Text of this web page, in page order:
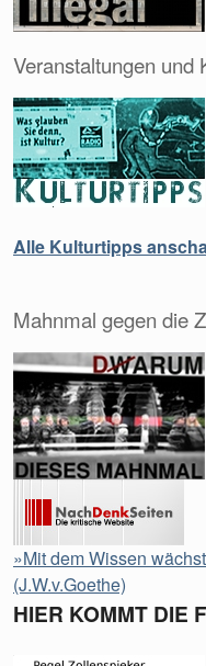
Veranstaltungen und
Alle Kulturtipps
Mahnmal gegen die
»Mit dem Wissen
(J.W.v.Goethe)
HIER KOMMT DIE